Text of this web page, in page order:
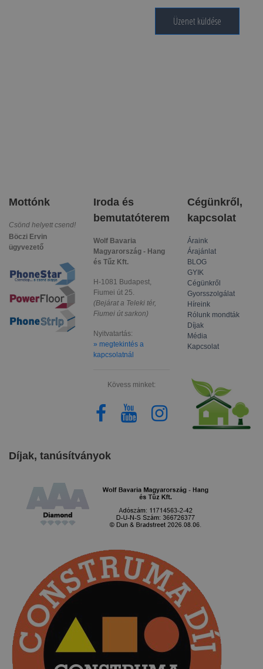
Üzenet küldése
Mottónk
Csönd helyett csend!
Böczi Ervin
ügyvezető
Iroda és
bemutatóterem
Wolf Bavaria
Magyarország - Hang
és Tűz Kft.
H-1081 Budapest,
Fiumei út 25.
(Bejárat a Teleki tér,
Fiumei út sarkon)
Nyitvatartás:
» megtekintés a
kapcsolatnál
Kövess minket:
Cégünkről,
kapcsolat
Áraink
Árajánlat
BLOG
GYIK
Cégünkről
Gyorsszolgálat
Híreink
Rólunk mondták
Díjak
Média
Kapcsolat
Díjak, tanúsítványok